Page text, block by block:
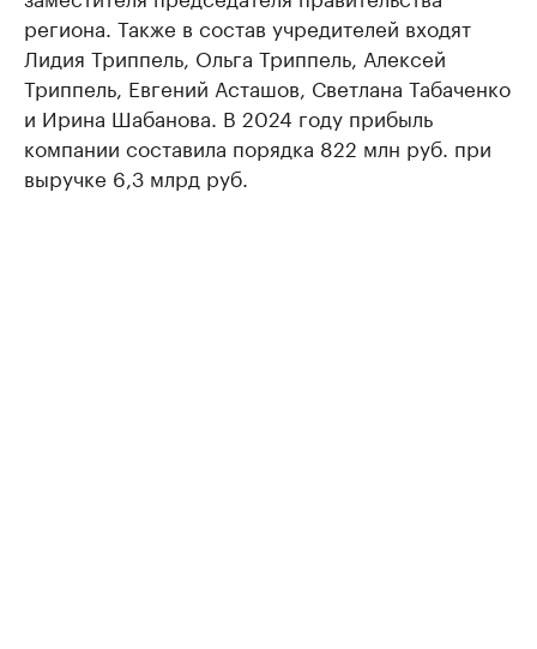
региона. Также в состав учредителей входят
Лидия Триппель, Ольга Триппель, Алексей
Триппель, Евгений Асташов, Светлана Табаченко
и Ирина Шабанова. В 2024 году прибыль
компании составила порядка 822 млн руб. при
выручке 6,3 млрд руб.